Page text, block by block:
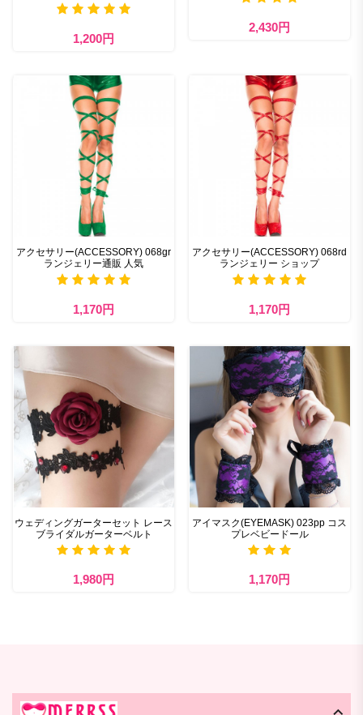
1,200円
2,430円
アクセサリー(ACCESSORY) 068gr
ランジェリー通販 人気
1,170円
アクセサリー(ACCESSORY) 068rd
ランジェリー ショップ
1,170円
ウェディングガーターセット レース
ブライダルガーターベルト
1,980円
アイマスク(EYEMASK) 023pp コス
プレベビードール
1,170円